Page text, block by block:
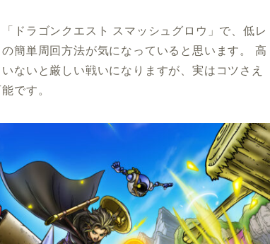
ドラゴンクエスト スマッシュグロウ」で、低レ
簡単周回方法が気になっていると思います。 高
ないと厳しい戦いになりますが、実はコツさえ
です。